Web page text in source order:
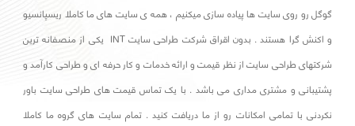
گوگل رو روی سایت ها پیاده سازی میکنیم ، همه ی سایت های ما کاملا ریسپانسیو
و اکنش گرا هستند . بدون اقراق شرکت طراحی سایت INT یکی از منصفانه ترین
شرکتهای طراحی سایت از نظر قیمت و ارائه خدمات و کار حرفه ای و طراحی کارآمد و
پشتیبانی و مشتری مداری می باشد . با یک تماس قیمت های طراحی سایت باور
نکردنی با تمامی امکانات رو از ما دریافت کنید . تمام سایت های گروه ما کاملا